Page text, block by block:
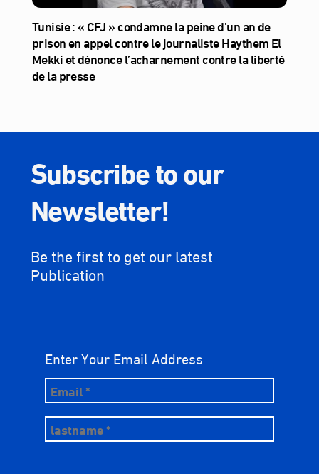
Tunisie : « CFJ » condamne la peine d’un an de
prison en appel contre le journaliste Haythem El
Mekki et dénonce l’acharnement contre la liberté
de la presse
Subscribe to our
Newsletter!
Be the first to get our latest
Publication
Enter Your Email Address